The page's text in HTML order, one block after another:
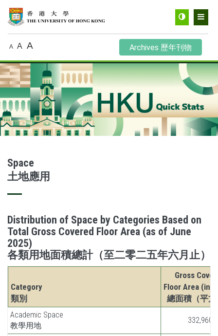
Toggle
contrast
A A A Archives 歷年刊物
Space
土地應用
Distribution of Space by Categories Based on
Total Gross Covered Floor Area (as of June
2025)
各類用地面積總計（至二零二五年六月止）
Category
類別
Gross
Floor Area (in
總面積（平
Academic Space
教學用地
332,960